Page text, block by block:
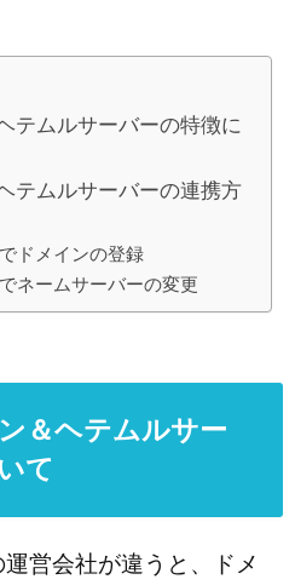
テムルサーバーの特徴に
テムルサーバーの連携方
ドメインの登録
ネームサーバーの変更
＆ヘテムルサー
て
営会社が違うと、ドメ